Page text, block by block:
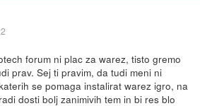
forum ni plac za warez, tisto gremo
prav. Sej ti pravim, da tudi meni ni
se pomaga instalirat warez igro, na
dosti bolj zanimivih tem in bi res blo